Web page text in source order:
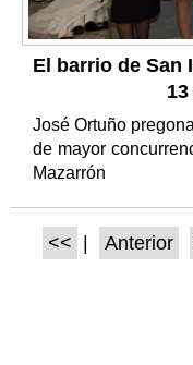
El barrio de San
José Ortuño
de mayor
Mazarrón
<< Anterior